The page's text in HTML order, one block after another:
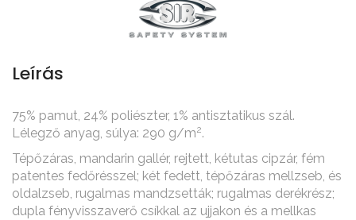
Leírás
75% pamut, 24% poliészter, 1% antisztatikus szál.
Lélegző anyag, súlya: 290 g/m2.
Tépőzáras, mandarin gallér, rejtett, kétutas cipzár, fém
patentes fedőrésszel; két fedett, tépőzáras mellzseb, és
oldalzseb, rugalmas mandzsetták; rugalmas derékrész;
dupla fényvisszaverő csíkkal az ujjakon és a mellkas